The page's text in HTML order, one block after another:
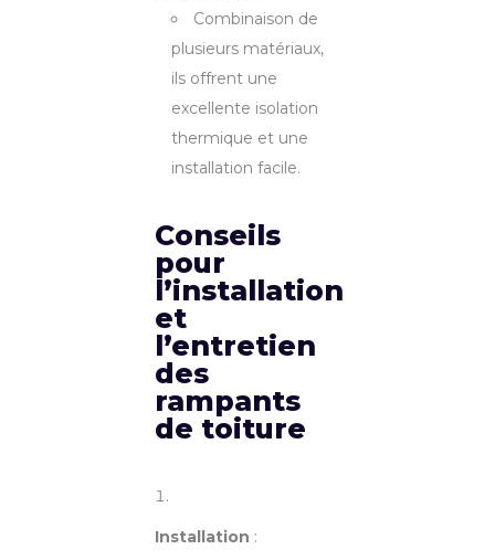
Combinaison de
plusieurs matériaux,
ils offrent une
excellente isolation
thermique et une
installation facile.
Conseils
pour
l’installation
et
l’entretien
des
rampants
de toiture
Installation :